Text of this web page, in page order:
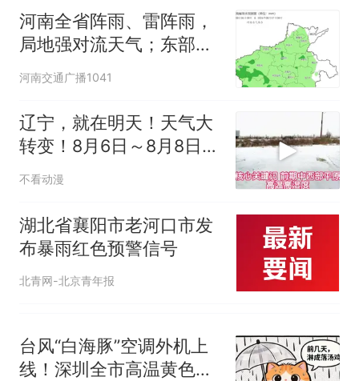
官方通报
美国渔民钓获鲨鱼徒手将其拽
回大海 目击者直呼震惊 （视频
来源：参考消息）
西班牙飞地休达边境，摩洛
争议，此前一天内数万人从摩
洛哥涌入西班牙
河南全省阵雨、雷阵雨，
局地强对流天气；东部、
东南部暑热不消，最高温
间歇，全省大部转为多云
到晴天
河南交通广播1041
辽宁，就在明天！天气大
转变！8月6日～8月8日天
气预报
不看动漫
湖北省襄阳市老河口市发
布暴雨红色预警信号
北青网-北京青年报
台风“白海豚”空调外机上
线！深圳全市高温黄色预